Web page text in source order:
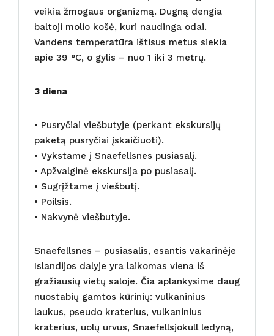
veikia žmogaus organizmą. Dugną dengia
baltoji molio košė, kuri naudinga odai.
Vandens temperatūra ištisus metus siekia
apie 39 °C, o gylis – nuo 1 iki 3 metrų.
3 diena
• Pusryčiai viešbutyje (perkant ekskursijų
paketą pusryčiai įskaičiuoti).
• Vykstame į Snaefellsnes pusiasalį.
• Apžvalginė ekskursija po pusiasalį.
• Sugrįžtame į viešbutį.
• Poilsis.
• Nakvynė viešbutyje.
Snaefellsnes – pusiasalis, esantis vakarinėje
Islandijos dalyje yra laikomas viena iš
gražiausių vietų saloje. Čia aplankysime daug
nuostabių gamtos kūrinių: vulkaninius
laukus, pseudo kraterius, vulkaninius
kraterius, uolų urvus, Snaefellsjokull ledyną,